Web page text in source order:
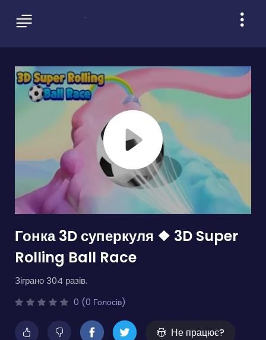
Гонка 3D суперкуля ❖ 3D Super
Rolling Ball Race
Зіграно 304 разів.
0 (0 Голосів)
Не працює?